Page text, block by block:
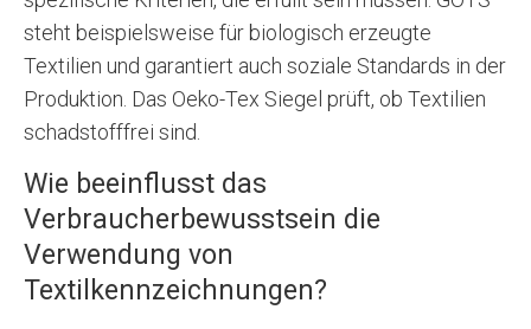
steht beispielsweise für biologisch erzeugte
Textilien und garantiert auch soziale Standards in der
Produktion. Das Oeko-Tex Siegel prüft, ob Textilien
schadstofffrei sind.
Wie beeinflusst das
Verbraucherbewusstsein die
Verwendung von
Textilkennzeichnungen?